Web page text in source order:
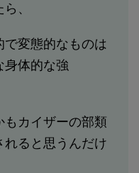
、
変態的なものは
身体的な強
もカイザーの部類
れると思うんだけ